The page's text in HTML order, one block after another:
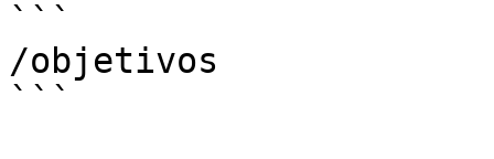
```
/objetivos
```